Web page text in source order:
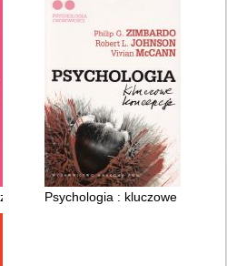
matek : jak uciszyć krytyczny
Psychologia : kluczowe